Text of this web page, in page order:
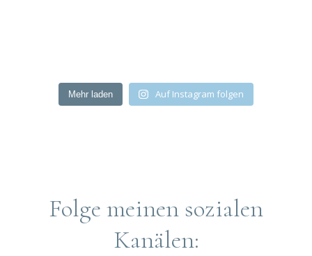
Mehr laden Auf Instagram folgen
Folge meinen sozialen
Kanälen: